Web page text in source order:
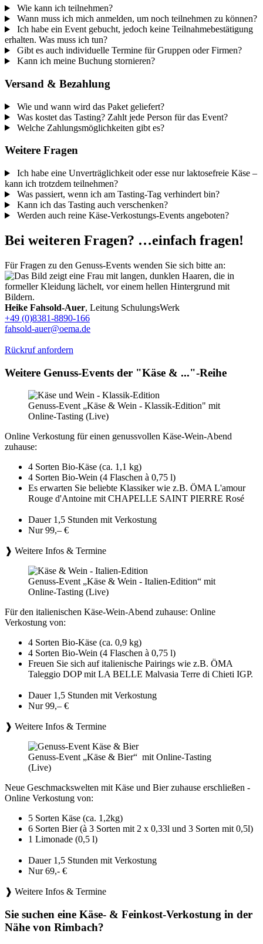
Wie kann ich teilnehmen?
Wann muss ich mich anmelden, um noch teilnehmen zu können?
Ich habe ein Event gebucht, jedoch keine Teilnahmebestätigung
erhalten. Was muss ich tun?
Gibt es auch individuelle Termine für Gruppen oder Firmen?
Kann ich meine Buchung stornieren?
Versand & Bezahlung
Wie und wann wird das Paket geliefert?
Was kostet das Tasting? Zahlt jede Person für das Event?
Welche Zahlungsmöglichkeiten gibt es?
Weitere Fragen
Ich habe eine Unverträglichkeit oder esse nur laktosefreie Käse –
kann ich trotzdem teilnehmen?
Was passiert, wenn ich am Tasting-Tag verhindert bin?
Kann ich das Tasting auch verschenken?
Werden auch reine Käse-Verkostungs-Events angeboten?
Bei weiteren Fragen? …einfach fragen!
Für Fragen zu den Genuss-Events wenden Sie sich bitte an:
Heike Fahsold-Auer, Leitung SchulungsWerk
+49 (0)8381-8890-166
fahsold-auer@oema.de
Rückruf anfordern
Weitere Genuss-Events der "Käse & ..."-Reihe
Genuss-Event „Käse & Wein - Klassik-Edition" mit
Online-Tasting (Live)
Online Verkostung für einen genussvollen Käse-Wein-Abend
zuhause:
4 Sorten Bio-Käse (ca. 1,1 kg)
4 Sorten Bio-Wein (4 Flaschen à 0,75 l)
Es erwarten Sie beliebte Klassiker wie z.B. ÖMA L'amour
Rouge d'Antoine mit CHAPELLE SAINT PIERRE Rosé
Dauer 1,5 Stunden mit Verkostung
Nur 99,– €
❱ Weitere Infos & Termine
Genuss-Event „Käse & Wein - Italien-Edition“ mit
Online-Tasting (Live)
Für den italienischen Käse-Wein-Abend zuhause: Online
Verkostung von:
4 Sorten Bio-Käse (ca. 0,9 kg)
4 Sorten Bio-Wein (4 Flaschen à 0,75 l)
Freuen Sie sich auf italienische Pairings wie z.B. ÖMA
Taleggio DOP mit LA BELLE Malvasia Terre di Chieti IGP.
Dauer 1,5 Stunden mit Verkostung
Nur 99,– €
❱ Weitere Infos & Termine
Genuss-Event „Käse & Bier“ mit Online-Tasting
(Live)
Neue Geschmackswelten mit Käse und Bier zuhause erschließen -
Online Verkostung von:
5 Sorten Käse (ca. 1,2kg)
6 Sorten Bier (à 3 Sorten mit 2 x 0,33l und 3 Sorten mit 0,5l)
1 Limonade (0,5 l)
Dauer 1,5 Stunden mit Verkostung
Nur 69,- €
❱ Weitere Infos & Termine
Sie suchen eine Käse- & Feinkost-Verkostung in der
Nähe von Rimbach?